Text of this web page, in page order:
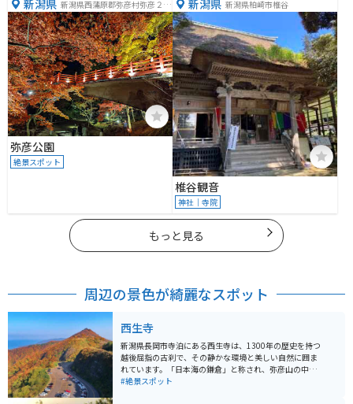
新潟県 新潟県西蒲原郡弥彦村弥彦２８
８７−２
弥彦公園
絶景スポット
新潟県 新潟県柏崎市椎谷
椎谷観音
神社｜寺院
もっと見る
周辺の景色が綺麗なスポット
西生寺
新潟県長岡市寺泊にある西生寺は、1300年の歴史を持つ
越後屈指の古刹で、その静かな環境と美しい自然に囲ま
れています。「日本海の鎌倉」と称され、弥彦山の中腹
の海側に位置しており、自然の中で静寂を感じることが
#絶景スポット